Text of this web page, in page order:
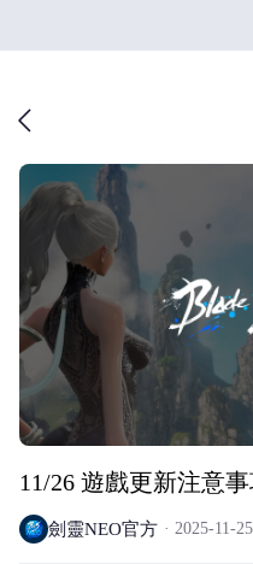
11/26 遊戲更新注意
劍靈NEO官方 2025-11-25